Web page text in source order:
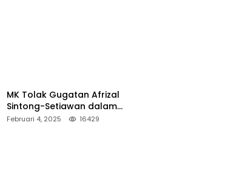
MK Tolak Gugatan Afrizal
Sintong-Setiawan dalam
Sengketa Pilkada Rokan Hilir
Februari 4, 2025 16429